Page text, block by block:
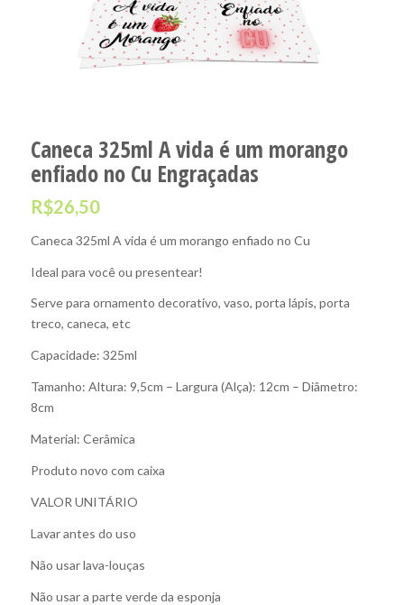
Caneca 325ml A vida é um morango
enfiado no Cu Engraçadas
R$26,50
Caneca 325ml A vida é um morango enfiado no Cu
Ideal para você ou presentear!
Serve para ornamento decorativo, vaso, porta lápis, porta
treco, caneca, etc
Capacidade: 325ml
Tamanho: Altura: 9,5cm – Largura (Alça): 12cm – Diâmetro:
8cm
Material: Cerâmica
Produto novo com caixa
VALOR UNITÁRIO
Lavar antes do uso
Não usar lava-louças
Não usar a parte verde da esponja